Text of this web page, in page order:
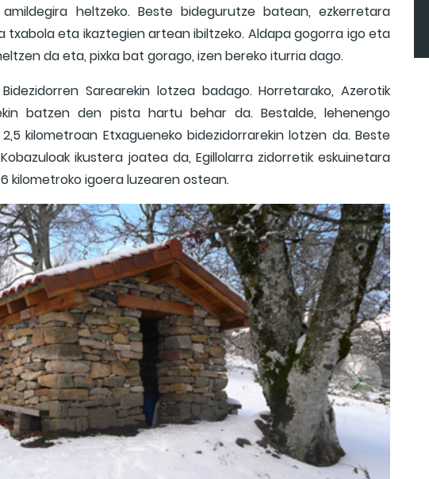
heltzeko. Beste bidegurutze batean, ezkerretara
txabola eta ikaztegien artean ibiltzeko. Aldapa gogorra igo eta
da eta, pixka bat gorago, izen bereko iturria dago.
Sarearekin lotzea badago. Horretarako, Azerotik
batzen den pista hartu behar da. Bestalde, lehenengo
kilometroan Etxagueneko bidezidorrarekin lotzen da. Beste
ikustera joatea da, Egillolarra zidorretik eskuinetara
kilometroko igoera luzearen ostean.